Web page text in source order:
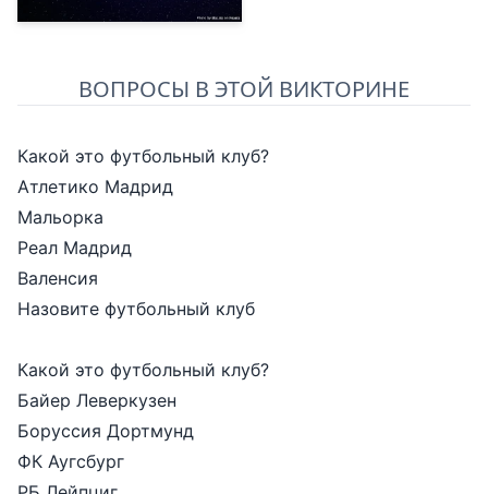
ВОПРОСЫ В ЭТОЙ ВИКТОРИНЕ
Какой это футбольный клуб?
Атлетико Мадрид
Мальорка
Реал Мадрид
Валенсия
Назовите футбольный клуб
Какой это футбольный клуб?
Байер Леверкузен
Боруссия Дортмунд
ФК Аугсбург